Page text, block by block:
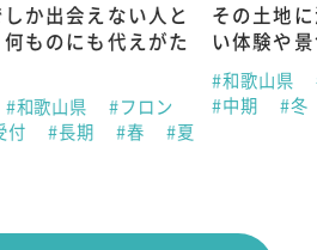
か出会えない人と
ものにも代えがた
#和歌山県
#フロン
付
#長期 #春 #夏
その土地
い体験や
#和歌山県
#中期
#冬